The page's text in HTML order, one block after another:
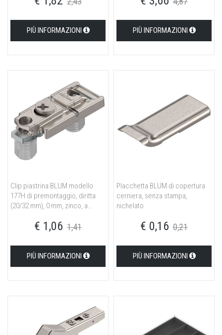
PIÙ INFORMAZIONI PIÙ INFORMAZIONI
Clip piastrina BLUM modello
177H di premontaggio, diritta
(20/32 mm), 0 mm, zinco, a
nichelato€ 1,06 1,41
PIÙ INFORMAZIONI
Placchetta BLUM di copertura
cerniera, senza stampa,
nichelato
€ 0,16 0,21
PIÙ INFORMAZIONI